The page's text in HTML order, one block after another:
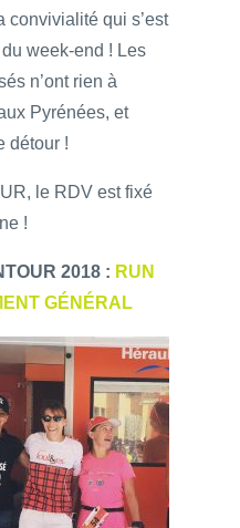
convivialité qui s’est
week-end ! Les
n’ont rien à
Pyrénées, et
détour !
le RDV est fixé
!
2018 : RUN
GÉNÉRAL